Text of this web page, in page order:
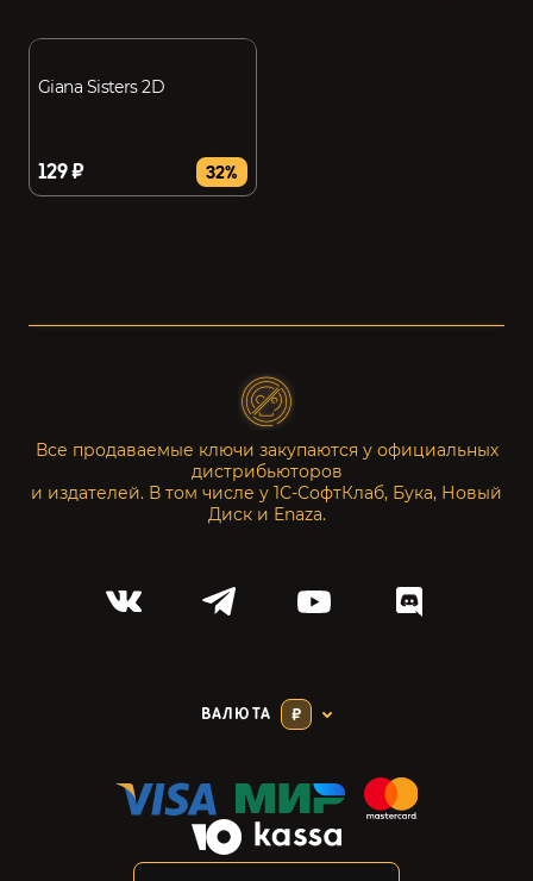
Giana Sisters 2D
129 ₽ 32%
Все продаваемые ключи закупаются у официальных
дистрибьюторов
и издателей. В том числе у 1С-СофтКлаб, Бука, Новый
Диск и Enaza.
ВАЛЮТА ₽